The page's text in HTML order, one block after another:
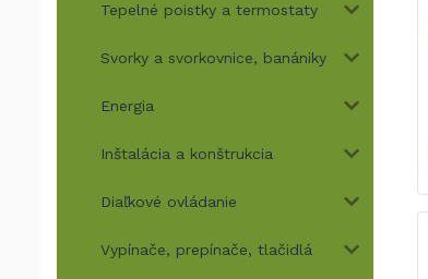
Tepelné poistky a termostaty
Svorky a svorkovnice, banániky
Energia
Inštalácia a konštrukcia
Diaľkové ovládanie
Vypínače, prepínače, tlačidlá